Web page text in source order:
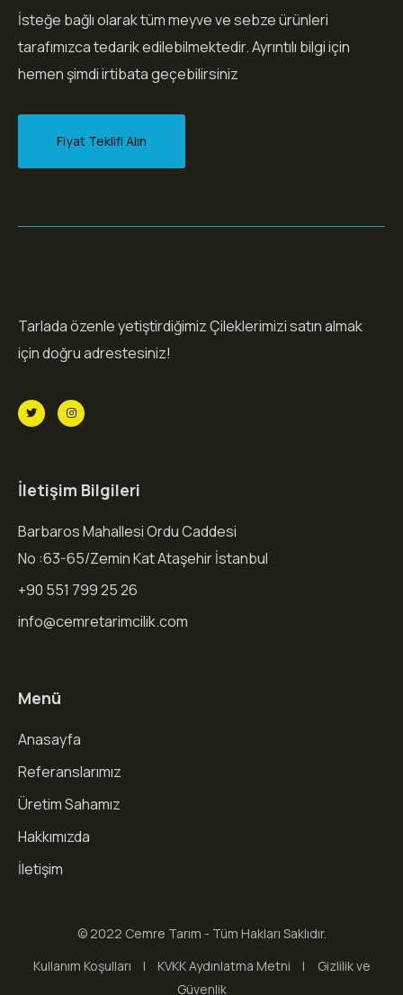
İsteğe bağlı olarak tüm meyve ve sebze ürünleri
tarafımızca tedarik edilebilmektedir. Ayrıntılı bilgi için
hemen şimdi irtibata geçebilirsiniz
Fiyat Teklifi Alın
Tarlada özenle yetiştirdiğimiz Çileklerimizi satın almak
için doğru adrestesiniz!
İletişim Bilgileri
Barbaros Mahallesi Ordu Caddesi
No :63-65/Zemin Kat Ataşehir İstanbul
+90 551 799 25 26
info@cemretarimcilik.com
Menü
Anasayfa
Referanslarımız
Üretim Sahamız
Hakkımızda
İletişim
© 2022 Cemre Tarım - Tüm Hakları Saklıdır.
Kullanım Koşulları
KVKK Aydınlatma Metni
Gizlilik ve
Güvenlik